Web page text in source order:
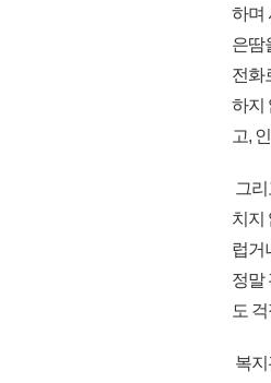
하며
은땀
전화
하지
고,
그
치지
럽거
정말
도
복